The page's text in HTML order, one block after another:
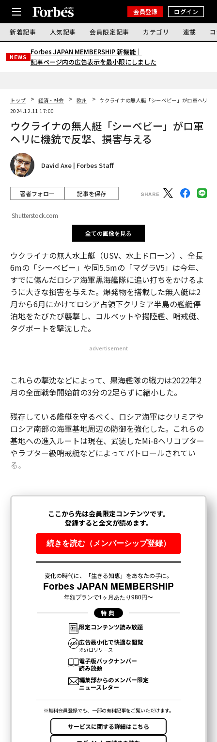
会員登録 ログイン
新着記事 人気記事 会員限定記事 カテゴリ 連載
NEWS
Forbes JAPAN MEMBERSHIP 新機能｜
記事ページ内の広告表示を最小限にしました
トップ 経済・社会 欧州
ウクライナの無人艇「シーベビー」がロ軍ヘリに
2024.12.11 17:00
ウクライナの無人艇「シーベビー」がロ軍
ヘリに機銃で反撃、損害与える
David Axe | Forbes Staff
著者フォロー 記事を保存
Shutterstock.com
全ての画像を見る
ウクライナの無人水上艇（USV、水上ドローン）、全長
6mの「シーベビー」や同5.5mの「マグラV5」は今年、
すでに傷んだロシア海軍黒海艦隊に追い打ちをかけるよ
うに大きな損害を与えた。爆発物を搭載した無人艇は2
月から6月にかけてロシア占領下クリミア半島の艦艇停
泊地をたびたび襲撃し、コルベットや揚陸艦、哨戒艇、
タグボートを撃沈した。
advertisement
これらの撃沈などによって、黒海艦隊の戦力は2022年2
月の全面戦争開始前の3分の2足らずに縮小した。
残存している艦艇を守るべく、ロシア海軍はクリミアや
ロシア南部の海軍基地周辺の防御を強化した。これらの
基地への進入ルートは現在、武装したMi-8ヘリコプター
やラプター級哨戒艇などによってパトロールされてい
る。